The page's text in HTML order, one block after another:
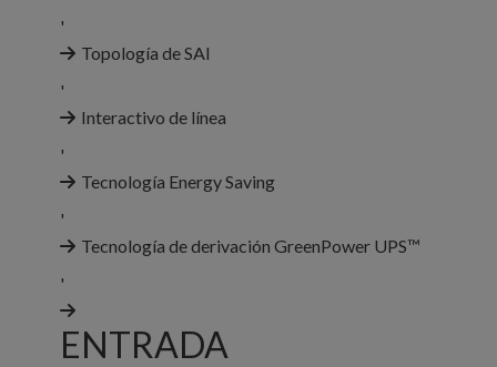
'
Topología de SAI
'
Interactivo de línea
'
Tecnología Energy Saving
'
Tecnología de derivación GreenPower UPS™
'
ENTRADA